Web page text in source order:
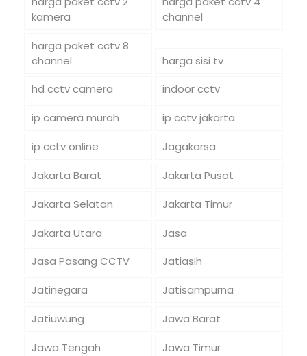
kamera
channel
harga paket cctv 8
channel
harga sisi tv
hd cctv camera
indoor cctv
ip camera murah
ip cctv jakarta
ip cctv online
Jagakarsa
Jakarta Barat
Jakarta Pusat
Jakarta Selatan
Jakarta Timur
Jakarta Utara
Jasa
Jasa Pasang CCTV
Jatiasih
Jatinegara
Jatisampurna
Jatiuwung
Jawa Barat
Jawa Tengah
Jawa Timur